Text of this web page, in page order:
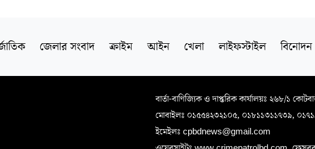
জেলার সংবাদ ক্রাইম আইন খেলা লাইফস্টাইল বিনোদন
বার্তা-বাণিজ্যিক ও দাপ্তরিক কার্যালয়ঃ ২৬৮/১
মোবাইলঃ ০১৫৫৪২৩২১০৫, ০১৮১১৩১১৭৩৯,
ইমেইলঃ cpbdnews@gmail.com